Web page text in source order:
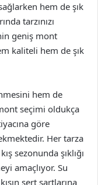
hem de şık
tarzınızı
geniş mont
kaliteli hem de şık
hem de
seçimi oldukça
göre
Her tarza
sezonunda şıklığı
amaçlıyor. Su
sert şartlarına